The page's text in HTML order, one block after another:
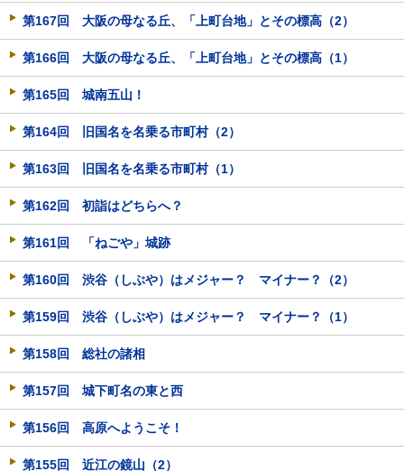
第167回 大阪の母なる丘、「上町台地」とその標高（2）
第166回 大阪の母なる丘、「上町台地」とその標高（1）
第165回 城南五山！
第164回 旧国名を名乗る市町村（2）
第163回 旧国名を名乗る市町村（1）
第162回 初詣はどちらへ？
第161回 「ねごや」城跡
第160回 渋谷（しぶや）はメジャー？ マイナー？（2）
第159回 渋谷（しぶや）はメジャー？ マイナー？（1）
第158回 総社の諸相
第157回 城下町名の東と西
第156回 高原へようこそ！
第155回 近江の鏡山（2）